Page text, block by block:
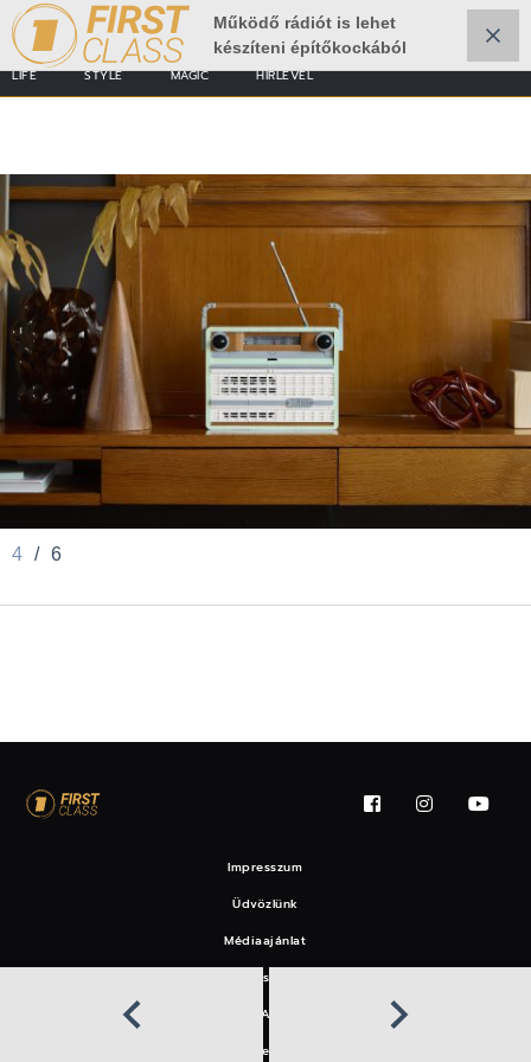
LIFE STYLE MAGIC HÍRLEVÉL
Működő rádiót is lehet
készíteni építőkockából
4 / 6
Impresszum
Üdvözlünk
Médiaajánlat
Felhasználási feltételek
EAT
Hírlevél